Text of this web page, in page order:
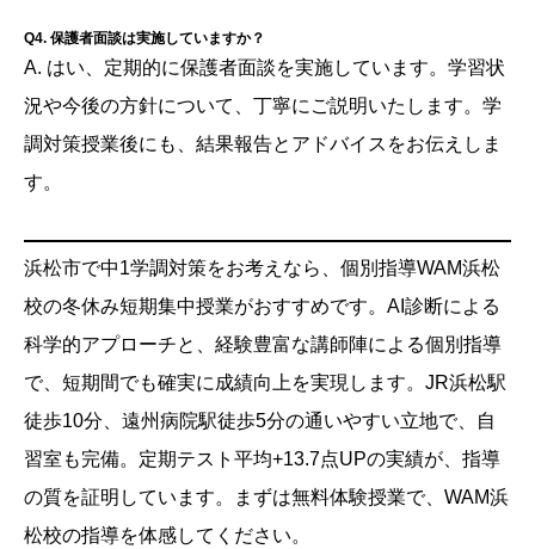
Q4. 保護者面談は実施していますか？
A. はい、定期的に保護者面談を実施しています。学習状
況や今後の方針について、丁寧にご説明いたします。学
調対策授業後にも、結果報告とアドバイスをお伝えしま
す。
浜松市で中1学調対策をお考えなら、個別指導WAM浜松
校の冬休み短期集中授業がおすすめです。AI診断による
科学的アプローチと、経験豊富な講師陣による個別指導
で、短期間でも確実に成績向上を実現します。JR浜松駅
徒歩10分、遠州病院駅徒歩5分の通いやすい立地で、自
習室も完備。定期テスト平均+13.7点UPの実績が、指導
の質を証明しています。まずは無料体験授業で、WAM浜
松校の指導を体感してください。